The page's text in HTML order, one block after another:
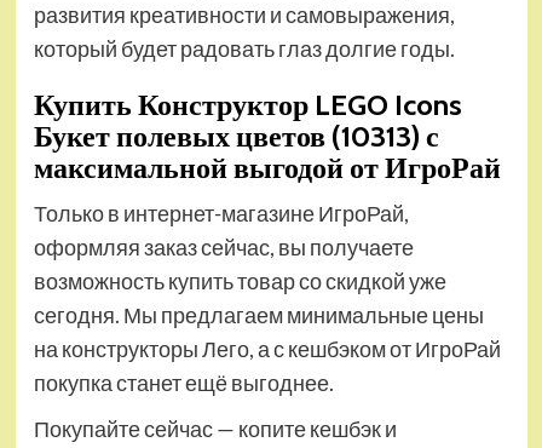
развития креативности и самовыражения,
который будет радовать глаз долгие годы.
Купить Конструктор LEGO Icons
Букет полевых цветов (10313) с
максимальной выгодой от ИгроРай
Только в интернет-магазине ИгроРай,
оформляя заказ сейчас, вы получаете
возможность купить товар со скидкой уже
сегодня. Мы предлагаем минимальные цены
на конструкторы Лего, а с кешбэком от ИгроРай
покупка станет ещё выгоднее.
Покупайте сейчас — копите кешбэк и